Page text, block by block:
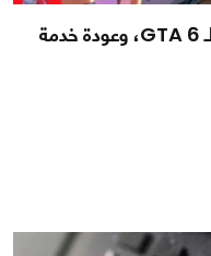
ملخص الأسبوع| استعراض مطول لـ GTA 6، وعودة خدمة